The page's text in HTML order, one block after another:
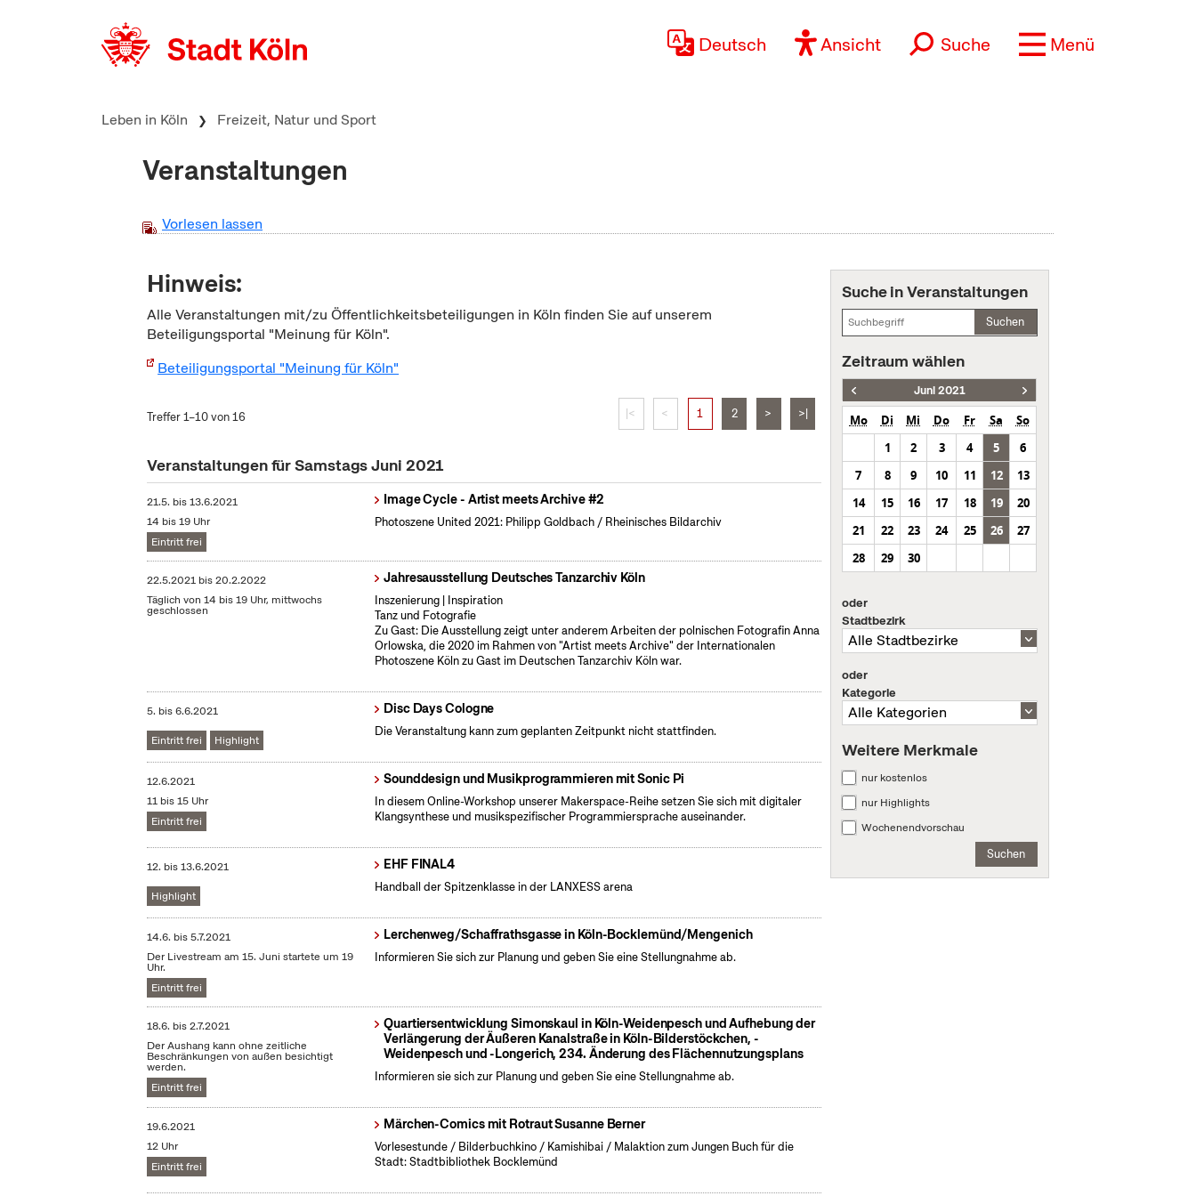
Deutsch Ansicht Suche Menü
Leben in Köln Freizeit, Natur und Sport
Veranstaltungen
Vorlesen lassen
Hinweis:
Alle Veranstaltungen mit/zu Öffentlichkeitsbeteiligungen in Köln finden Sie auf unserem
Beteiligungsportal "Meinung für Köln".
Beteiligungsportal "Meinung für Köln"
Treffer 1–10 von 16 |< < 1 2 > >|
Veranstaltungen für Samstags Juni 2021
21.5. bis13.6.2021
14 bis 19 Uhr
Eintritt frei
Image Cycle - Artist meets Archive #2
Photoszene United 2021: Philipp Goldbach / Rheinisches Bildarchiv
22.5.2021 bis20.2.2022
Täglich von 14 bis 19 Uhr, mittwochs
geschlossen
Jahresausstellung Deutsches Tanzarchiv Köln
Inszenierung | Inspiration
Tanz und Fotografie
Zu Gast: Die Ausstellung zeigt unter anderem Arbeiten der polnischen Fotografin Anna
Orlowska, die 2020 im Rahmen von "Artist meets Archive" der Internationalen
Photoszene Köln zu Gast im Deutschen Tanzarchiv Köln war.
5. bis6.6.2021
Eintritt frei Highlight
Disc Days Cologne
Die Veranstaltung kann zum geplanten Zeitpunkt nicht stattfinden.
12.6.2021
11 bis 15 Uhr
Eintritt frei
Sounddesign und Musikprogrammieren mit Sonic Pi
In diesem Online-Workshop unserer Makerspace-Reihe setzen Sie sich mit digitaler
Klangsynthese und musikspezifischer Programmiersprache auseinander.
12. bis13.6.2021
Highlight
EHF FINAL4
Handball der Spitzenklasse in der LANXESS arena
14.6. bis5.7.2021
Der Livestream am 15. Juni startete um 19
Uhr.
Eintritt frei
Lerchenweg/Schaffrathsgasse in Köln-Bocklemünd/Mengenich
Informieren Sie sich zur Planung und geben Sie eine Stellungnahme ab.
18.6. bis2.7.2021
Der Aushang kann ohne zeitliche
Beschränkungen von außen besichtigt
werden.
Eintritt frei
Quartiersentwicklung Simonskaul in Köln-Weidenpesch und Aufhebung der
Verlängerung der Äußeren Kanalstraße in Köln-Bilderstöckchen, -
Weidenpesch und -Longerich, 234. Änderung des Flächennutzungsplans
Informieren sie sich zur Planung und geben Sie eine Stellungnahme ab.
19.6.2021
12 Uhr
Eintritt frei
Märchen-Comics mit Rotraut Susanne Berner
Vorlesestunde / Bilderbuchkino / Kamishibai / Malaktion zum Jungen Buch für die
Stadt: Stadtbibliothek Bocklemünd
Suche in Veranstaltungen
Suchen
Zeitraum wählen
Juni 2021
Mo Di Mi Do Fr Sa
So
1
2 3 4 5
6
7
8 9 10 11 12
13
14
15 16 17 18 19
20
21
22 23 24 25 26
27
28
29 30
oder
Stadtbezirk
oder
Kategorie
Weitere Merkmale
nur kostenlos
nur Highlights
Wochenendvorschau
Suchen